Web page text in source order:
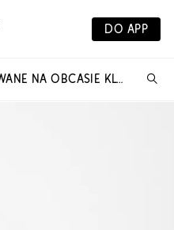
DO APP
KRÓTKIE BOTKI SZNUROWANE NA OBCASIE KLOCKOWYM